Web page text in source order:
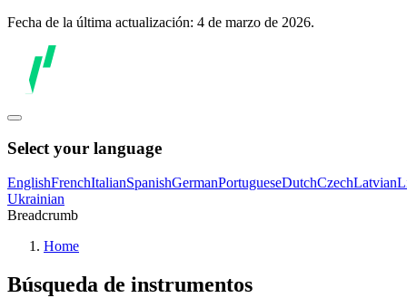
Fecha de la última actualización: 4 de marzo de 2026.
Select your language
EnglishFrenchItalianSpanishGermanPortugueseDutchCzechLatvian
Ukrainian
Breadcrumb
Home
Búsqueda de instrumentos